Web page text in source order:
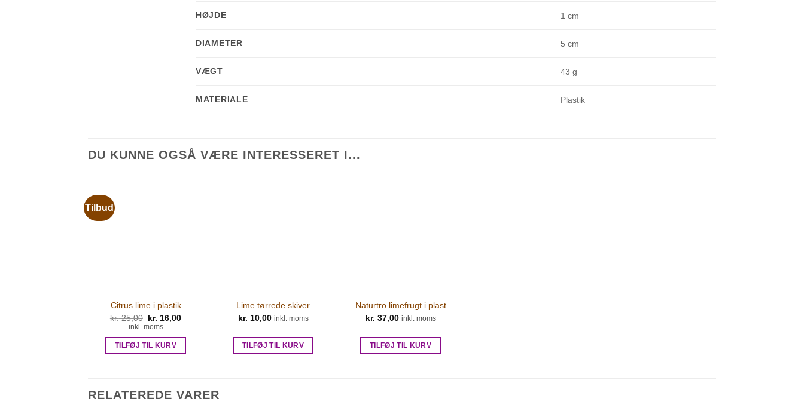
HØJDE 1 cm
DIAMETER 5 cm
VÆGT 43 g
MATERIALE Plastik
DU KUNNE OGSÅ VÆRE INTERESSERET I...
Tilbud
Citrus lime i plastik
kr.25,00 Den
oprindelige
var:
kr. 25,00.
kr. 16,00
kr. 16,00.
inkl. moms
TILFØJ TIL KURV
Lime tørrede skiver
kr. 10,00 inkl. moms
TILFØJ TIL KURV
Naturtro limefrugt i plast
kr. 37,00 inkl. moms
TILFØJ TIL KURV
RELATEREDE VARER